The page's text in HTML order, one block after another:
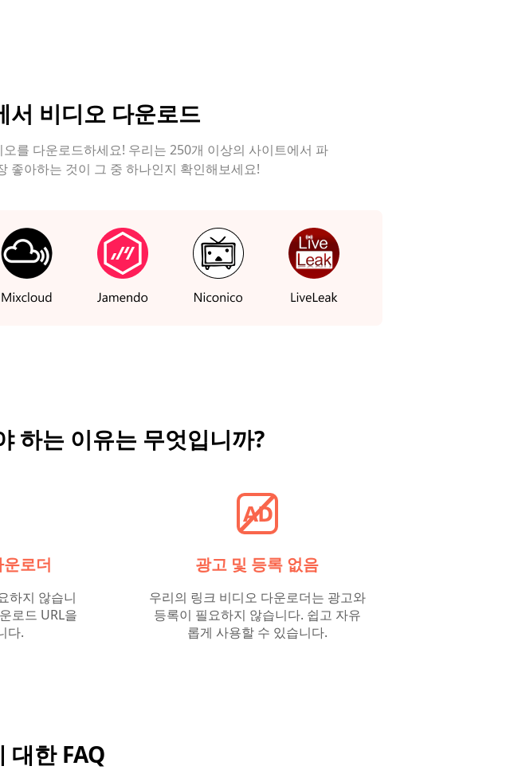
서 비디오 다운로드
를 다운로드하세요! 우리는 250개 이상의 사이트에서 파
좋아하는 것이 그 중 하나인지 확인해보세요!
하는 이유는 무엇입니까?
로더
하지 않습니
로드 URL을
다.
광고 및 등록 없음
우리의 링크 비디오 다운로더는 광고와
등록이 필요하지 않습니다. 쉽고 자유
롭게 사용할 수 있습니다.
대한 FAQ